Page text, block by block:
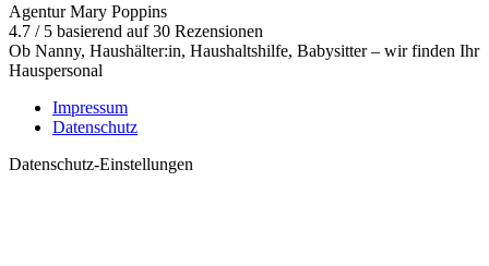
Agentur Mary Poppins
4.7 / 5 basierend auf30 Rezensionen
Ob Nanny, Haushälter:in, Haushaltshilfe, Babysitter – wir finden Ihr
Hauspersonal
Impressum
Datenschutz
Datenschutz-Einstellungen